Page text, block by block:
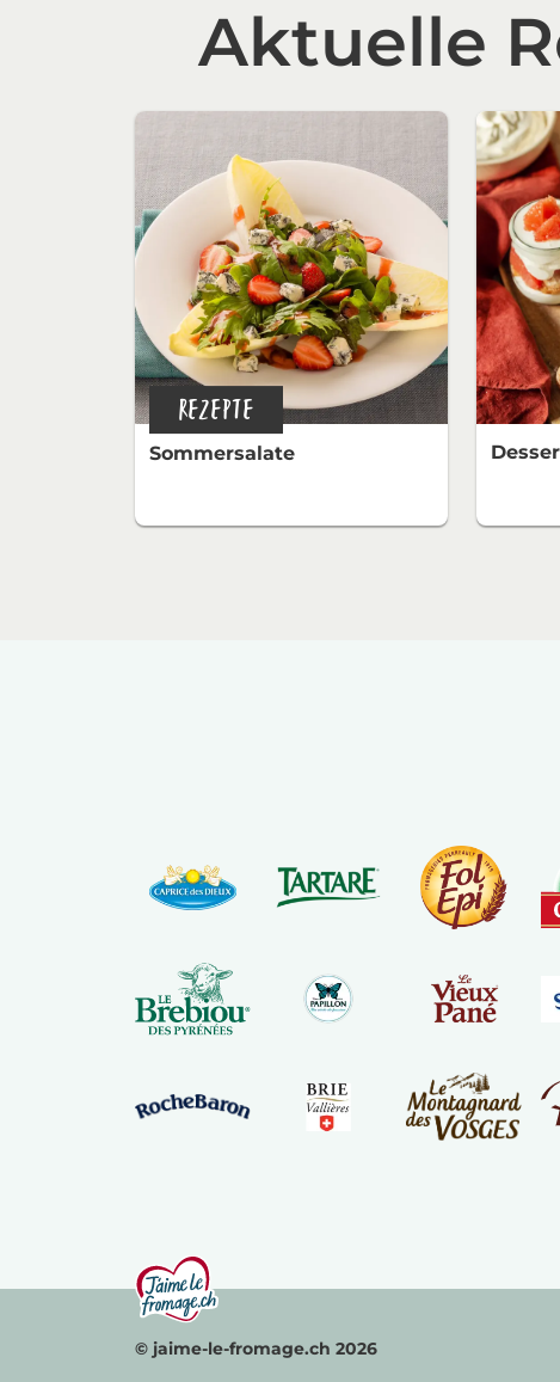
Aktuelle
REZEPTE
Sommersalate
© jaime-le-fromage.ch 2026